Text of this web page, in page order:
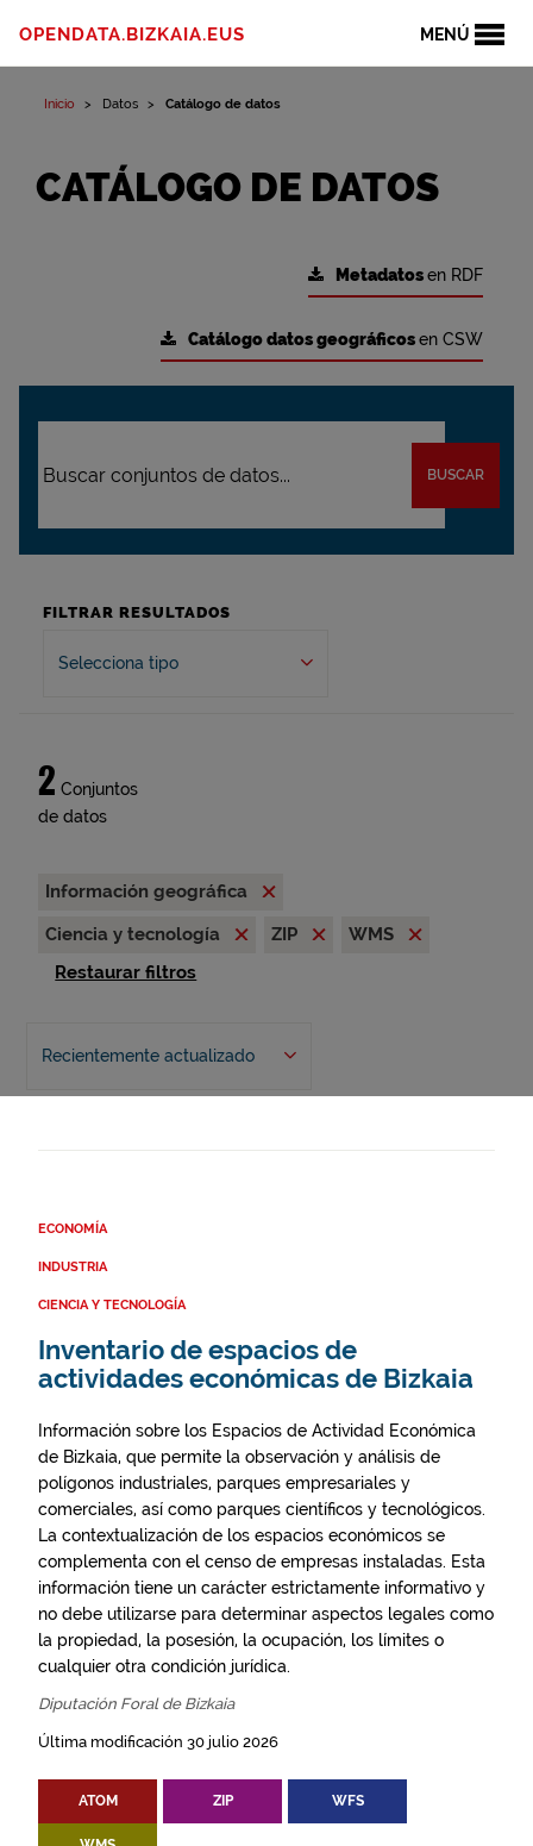
MENÚ
OPENDATA.BIZKAIA.EUS
Inicio Datos Catálogo de datos
CATÁLOGO DE DATOS
Metadatosen RDF
Catálogo datos geográficosen CSW
BUSCAR
FILTRAR RESULTADOS
Selecciona tipo
2 Conjuntos
de datos
Información geográfica
Ciencia y tecnología
ZIP
WMS
Restaurar filtros
Recientemente actualizado
ECONOMÍA
INDUSTRIA
CIENCIA Y TECNOLOGÍA
Inventario de espacios de
actividades económicas de Bizkaia
Información sobre los Espacios de Actividad Económica
de Bizkaia, que permite la observación y análisis de
polígonos industriales, parques empresariales y
comerciales, así como parques científicos y tecnológicos.
La contextualización de los espacios económicos se
complementa con el censo de empresas instaladas. Esta
información tiene un carácter estrictamente informativo y
no debe utilizarse para determinar aspectos legales como
la propiedad, la posesión, la ocupación, los límites o
cualquier otra condición jurídica.
Diputación Foral de Bizkaia
Última modificación 30 julio 2026
ATOM ZIP WFS